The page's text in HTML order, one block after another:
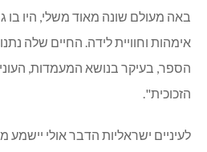
באה מעולם שונה מאוד משלי, היו בו
אימהות וחוויית לידה. החיים שלה
הספר, בעיקר בנושא המעמדות,
הזכוכית".
לעיניים ישראליות הדבר אולי יישמע